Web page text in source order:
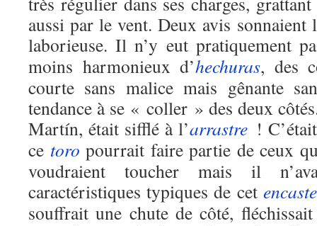
aussi par le vent. Deux avis sonnaient
laborieuse. Il n’y eut pratiquement
moins harmonieux d’hechuras, des
courte sans malice mais gênante
tendance à se « coller » des deux
Martín, était sifflé à l’arrastre !
ce toro pourrait faire partie de ceux
voudraient toucher mais il
caractéristiques typiques de cet encaste
souffrait une chute de côté,